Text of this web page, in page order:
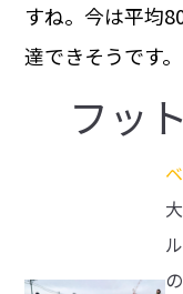
すね。今は平均
達できそうです。
フッ